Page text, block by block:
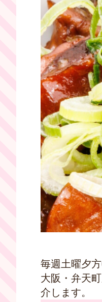
毎週土曜夕
大阪・弁天
介します。